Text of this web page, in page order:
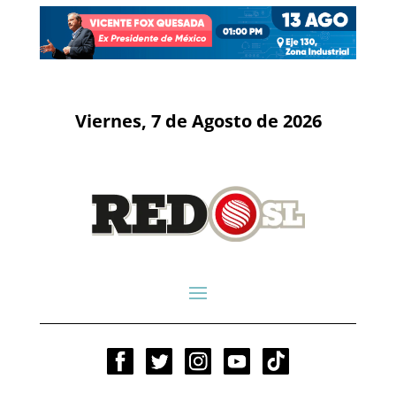
Viernes, 7 de Agosto de 2026